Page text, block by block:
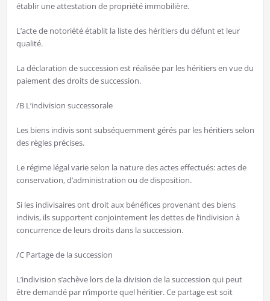
établir une attestation de propriété immobilière.
L’acte de notoriété établit la liste des héritiers du défunt et leur
qualité.
La déclaration de succession est réalisée par les héritiers en vue du
paiement des droits de succession.
/B L’indivision successorale
Les biens indivis sont subséquemment gérés par les héritiers selon
des règles précises.
Le régime légal varie selon la nature des actes effectués: actes de
conservation, d’administration ou de disposition.
Si les indivisaires ont droit aux bénéfices provenant des biens
indivis, ils supportent conjointement les dettes de l’indivision à
concurrence de leurs droits dans la succession.
/C Partage de la succession
L’indivision s’achève lors de la division de la succession qui peut
être demandé par n’importe quel héritier. Ce partage est soit